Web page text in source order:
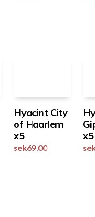
Hyacint City
of Haarlem
x5
sek69.00
x5
sek